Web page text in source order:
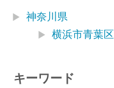
神奈川県
横浜市青葉区
キーワード